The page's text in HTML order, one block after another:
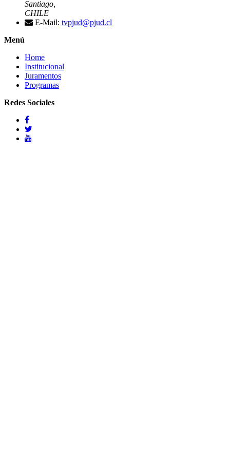
Santiago,
CHILE
E-Mail: tvpjud@pjud.cl
Menú
Home
Institucional
Juramentos
Programas
Redes Sociales